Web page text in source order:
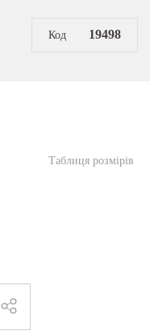
Код 19498
Таблиця розмірів